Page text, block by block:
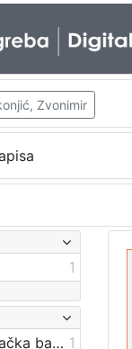
Zvonimir
1
Digitalizirana zagrebačka baština 1